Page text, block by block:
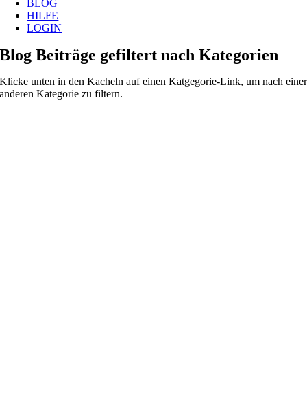
BLOG
HILFE
LOGIN
Blog Beiträge gefiltert nach Kategorien
Klicke unten in den Kacheln auf einen Katgegorie-Link, um nach einer
anderen Kategorie zu filtern.